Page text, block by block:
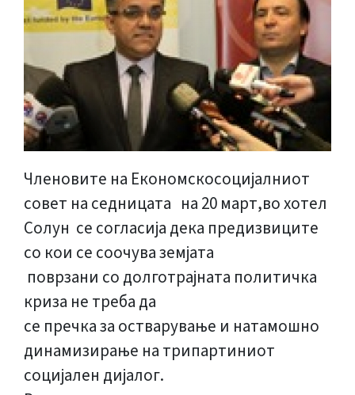
Членовите на Економскосоцијалниот
совет на седницата на 20 март,во хотел
Солун се согласија дека предизвиците
со кои се соочува земјата
поврзани со долготрајната политичка
криза не треба да
се пречка за остварување и натамошно
динамизирање на трипартиниот
социјален дијалог.